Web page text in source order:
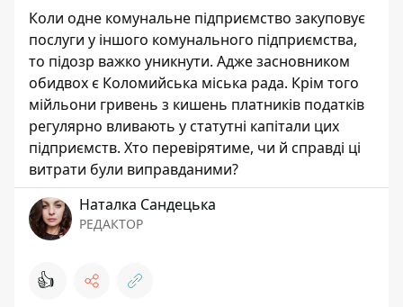
Коли одне комунальне підприємство закуповує
послуги у іншого комунального підприємства,
то підозр важко уникнути. Адже засновником
обидвох є Коломийська міська рада. Крім того
мійльони гривень з кишень платників податків
регулярно вливають у статутні капітали цих
підприємств. Хто перевірятиме, чи й справді ці
витрати були виправданими?
Наталка Сандецька
РЕДАКТОР
👍